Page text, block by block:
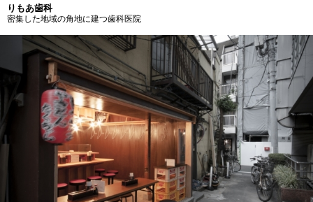
りもあ歯科
密集した地域の角地に建つ歯科医院